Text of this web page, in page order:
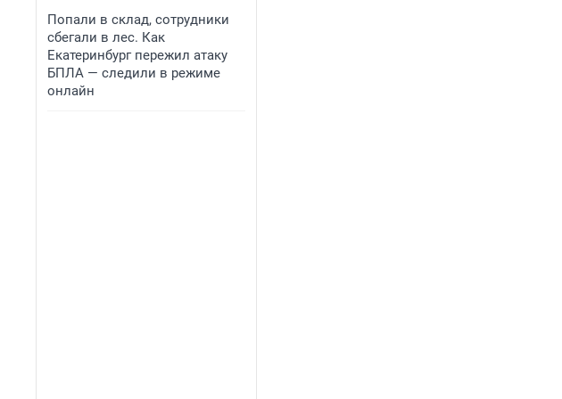
Попали в склад, сотрудники
сбегали в лес. Как
Екатеринбург пережил атаку
БПЛА — следили в режиме
онлайн